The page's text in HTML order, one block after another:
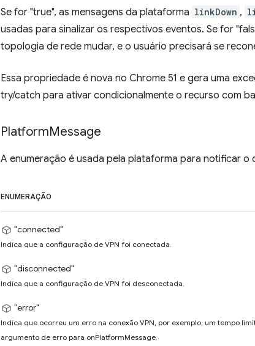
Se for "true", as mensagens da plataforma linkDown ,
usadas para sinalizar os respectivos eventos. Se for
topologia de rede mudar, e o usuário precisará se
Essa propriedade é nova no Chrome 51 e gera uma
try/catch para ativar condicionalmente o recurso com
PlatformMessage
A enumeração é usada pela plataforma para notificar o
ENUMERAÇÃO
"connected"
Indica que a configuração de VPN foi conectada.
"disconnected"
Indica que a configuração de VPN foi desconectada.
"error"
Indica que ocorreu um erro na conexão VPN, por exemplo, um tempo
argumento de erro para onPlatformMessage.